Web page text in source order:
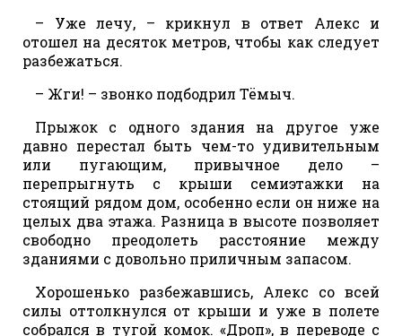
– Уже лечу, – крикнул в ответ Алекс и
отошел на десяток метров, чтобы как следует
разбежаться.
– Жги! – звонко подбодрил Тёмыч.
Прыжок с одного здания на другое уже
давно перестал быть чем-то удивительным
или пугающим, привычное дело –
перепрыгнуть с крыши семиэтажки на
стоящий рядом дом, особенно если он ниже на
целых два этажа. Разница в высоте позволяет
свободно преодолеть расстояние между
зданиями с довольно приличным запасом.
Хорошенько разбежавшись, Алекс со всей
силы оттолкнулся от крыши и уже в полете
собрался в тугой комок. «Дроп», в переводе с